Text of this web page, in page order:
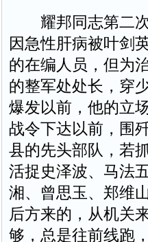
耀邦同志第二次
因急性肝病被叶剑
的在编人员，但为
的整军处处长，穿
爆发以前，他的立
战令下达以前，围
县的先头部队，若
活捉史泽波、马法
湘、曾思玉、郑维
后方来的，从机关
够，总是往前线跑